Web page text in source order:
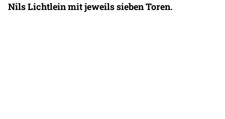
Nils Lichtlein mit jeweils sieben Toren.